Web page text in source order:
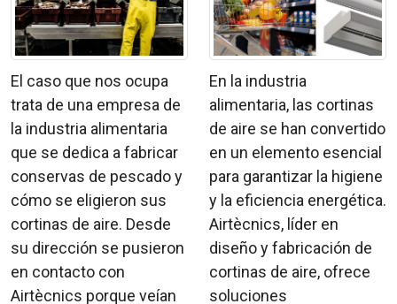
El caso que nos ocupa
trata de una empresa de
la industria alimentaria
que se dedica a fabricar
conservas de pescado y
cómo se eligieron sus
cortinas de aire. Desde
su dirección se pusieron
en contacto con
Airtècnics porque veían
En la industria
alimentaria, las cortinas
de aire se han convertido
en un elemento esencial
para garantizar la higiene
y la eficiencia energética.
Airtècnics, líder en
diseño y fabricación de
cortinas de aire, ofrece
soluciones